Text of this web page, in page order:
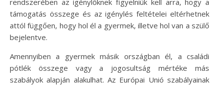
támogatás összege és az igénylés feltételei eltérhetnek
attól függően, hogy hol él a gyermek, illetve hol van a szülő
bejelentve.
Amennyiben a gyermek másik országban él, a családi
pótlék összege vagy a jogosultság mértéke más
szabályok alapján alakulhat. Az Európai Unió szabályainak